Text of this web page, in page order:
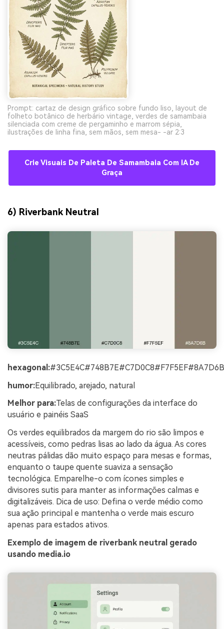
Prompt: cartaz de design gráfico sobre fundo liso, layout de
folheto botânico de herbário vintage, verdes de samambaia
silenciada com creme de pergaminho e marrom sépia,
ilustrações de linha fina, sem mãos, sem mesa- -ar 2:3
Crie Visuais De Paleta De Samambaia Com IA De
Graça
6) Riverbank Neutral
hexagonal:#3C5E4C#748B7E#C7D0C8#F7F5EF#8A7D6B
humor:Equilibrado, arejado, natural
Melhor para:Telas de configurações da interface do
usuário e painéis SaaS
Os verdes equilibrados da margem do rio são limpos e
acessíveis, como pedras lisas ao lado da água. As cores
neutras pálidas dão muito espaço para mesas e formas,
enquanto o taupe quente suaviza a sensação
tecnológica. Emparelhe-o com ícones simples e
divisores sutis para manter as informações calmas e
digitalizáveis. Dica de uso: Defina o verde médio como
sua ação principal e mantenha o verde mais escuro
apenas para estados ativos.
Exemplo de imagem de riverbank neutral gerado
usando media.io